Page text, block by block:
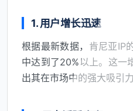
1. 用户增长迅速
根据最新数据，肯尼亚IP
中达到了20%以上。这一
出其在市场中的强大吸引力